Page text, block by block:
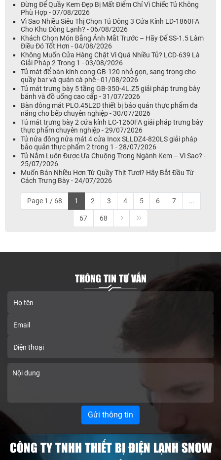
Đừng Để Quầy Kem Đẹp Bị Mất Điểm Chỉ Vì Chiếc Tủ Không
Phù Hợp - 07/08/2026
Vì Sao Nhiều Siêu Thị Chọn Tủ Đông 3 Cửa Kính LD-1860FA
Cho Khu Đông Lạnh? - 06/08/2026
Khách Chọn Món Bằng Ánh Mắt Trước – Hãy Để SS-1.5 Làm
Điều Đó Tốt Hơn - 04/08/2026
Không Muốn Cửa Hàng Chật Vì Quá Nhiều Tủ? LCD-639 Là
Giải Pháp 2 Trong 1 - 03/08/2026
Tủ mát để bàn kính cong GB-120 nhỏ gọn, sang trọng cho
quầy bar và quán cà phê - 01/08/2026
Tủ mát trưng bày 5 tầng GB-350-4L.Z5 giải pháp trưng bày
bánh và đồ uống cao cấp - 31/07/2026
Bàn đông mát PLO.45L2D thiết bị bảo quản thực phẩm đa
năng cho bếp chuyên nghiệp - 30/07/2026
Tủ mát trưng bày 2 cửa kính LC-1260FA giải pháp trưng bày
thực phẩm chuyên nghiệp - 29/07/2026
Tủ nửa đông nửa mát 4 cửa Inox SLLDZ4-820LS giải pháp
bảo quản thực phẩm 2 trong 1 - 28/07/2026
Tủ Nằm Luôn Được Ưa Chuộng Trong Ngành Kem – Vì Sao? -
25/07/2026
Muốn Bán Nhiều Hơn Từ Quầy Thịt Tươi? Hãy Bắt Đầu Từ
Cách Trưng Bày - 24/07/2026
Page 1 / 68 1 2 3 4 5 6 7 ...
67 68
THÔNG TIN TƯ VẤN
CÔNG TY TNHH THIẾT BỊ ĐIỆN LẠNH SNOW